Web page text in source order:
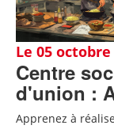
Le 05 octobre
Centre
d'union :
Apprenez à